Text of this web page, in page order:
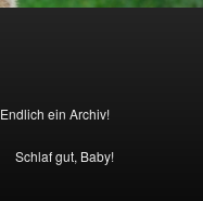
Endlich ein Archiv!
Schlaf gut, Baby!